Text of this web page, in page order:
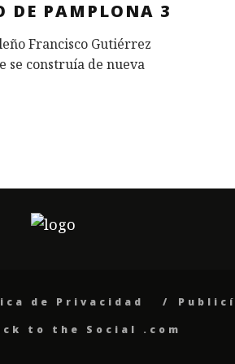
DE PAMPLONA 3
Francisco Gutiérrez
se construía de nueva
de Privacidad
to the Social .com